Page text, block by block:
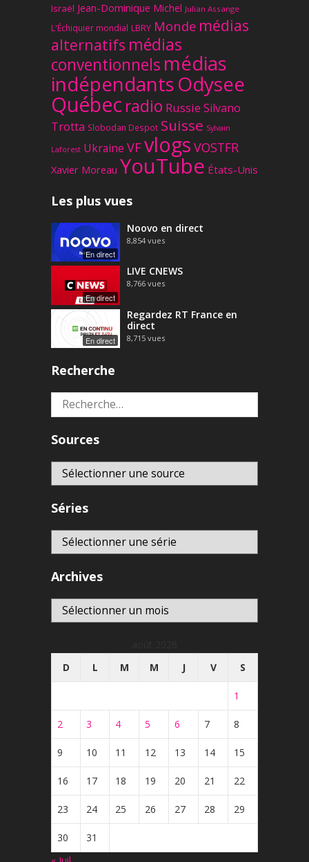
Israël Jean-Dominique Michel Julian Assange
L'Échiquier mondial LBRY Monde médias
alternatifs médias
conventionnels médias
indépendantsOdysee
Québec radio Russie Silvano
Trotta Slobodan Despot Suisse Sylvain
Laforest Ukraine VFvlogs VOSTFR
Xavier Moreau YouTube États-Unis
Les plus vues
En direct
Noovo en direct
8,854 vues
En direct
LIVE CNEWS
8,766 vues
En direct
Regardez RT France en
direct
8,715 vues
Recherche
Rechercher :
Sources
Séries
Archives
Archives
D
L M M J V S
1
2 3 4 5 6 7 8
9 10 11 12 13 14 15
16 17 18 19 20 21 22
23 24 25 26 27 28 29
30
31